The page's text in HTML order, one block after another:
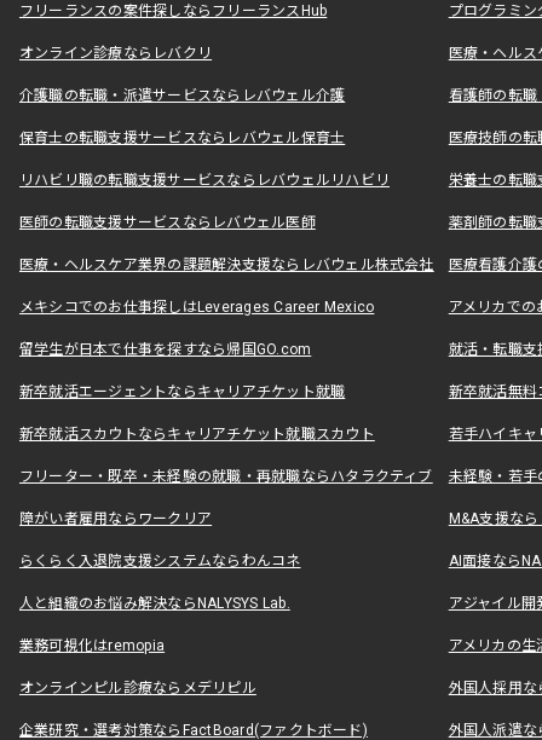
フリーランスの案件探しならフリーランスHub プログラミ
オンライン診療ならレバクリ 医療・ヘル
介護職の転職・派遣サービスならレバウェル介護 看護師の転
保育士の転職支援サービスならレバウェル保育士 医療技師の
リハビリ職の転職支援サービスならレバウェルリハビリ 栄養士の転
医師の転職支援サービスならレバウェル医師 薬剤師の転
医療・ヘルスケア業界の課題解決支援ならレバウェル株式会社 医療看護介
メキシコでのお仕事探しはLeverages Career Mexico アメリカで
留学生が日本で仕事を探すなら帰国GO.com 就活・転職
新卒就活エージェントならキャリアチケット就職 新卒就活無料
新卒就活スカウトならキャリアチケット就職スカウト 若手ハイキ
フリーター・既卒・未経験の就職・再就職ならハタラクティブ 未経験・若手
障がい者雇用ならワークリア M&A支援な
らくらく入退院支援システムならわんコネ AI面接なら
人と組織のお悩み解決ならNALYSYS Lab. アジャイル
業務可視化はremopia アメリカの
オンラインピル診療ならメデリピル 外国人採用
企業研究・選考対策ならFactBoard(ファクトボード) 外国人派遣な